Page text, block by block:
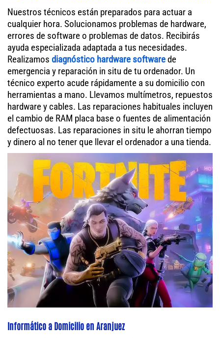
Nuestros técnicos están preparados para actuar a
cualquier hora. Solucionamos problemas de hardware,
errores de software o problemas de datos. Recibirás
ayuda especializada adaptada a tus necesidades.
Realizamos diagnóstico hardware softwarede
emergencia y reparación in situ de tu ordenador. Un
técnico experto acude rápidamente a su domicilio con
herramientas a mano. Llevamos multímetros, repuestos
hardware y cables. Las reparaciones habituales incluyen
el cambio de RAM placa base o fuentes de alimentación
defectuosas. Las reparaciones in situ le ahorran tiempo
y dinero al no tener que llevar el ordenador a una tienda.
Informático a Domicilio en Aranjuez